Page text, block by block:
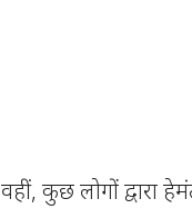
वहीं, कुछ लोगों द्वारा